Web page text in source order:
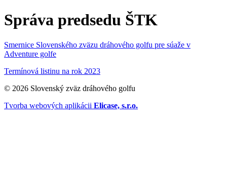
Správa predsedu ŠTK
Smernice Slovenského zväzu dráhového golfu pre súaže v
Adventure golfe
Termínová listinu na rok 2023
© 2026 Slovenský zväz dráhového golfu
Tvorba webových aplikácii Elicase, s.r.o.